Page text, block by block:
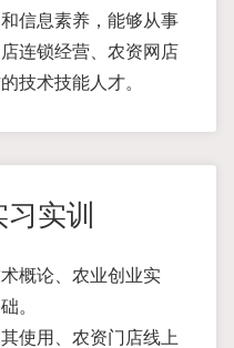
信息素养，能够从事
连锁经营、农资网店
技术技能人才。
实训
概论、农业创业实
。
使用、农资门店线上